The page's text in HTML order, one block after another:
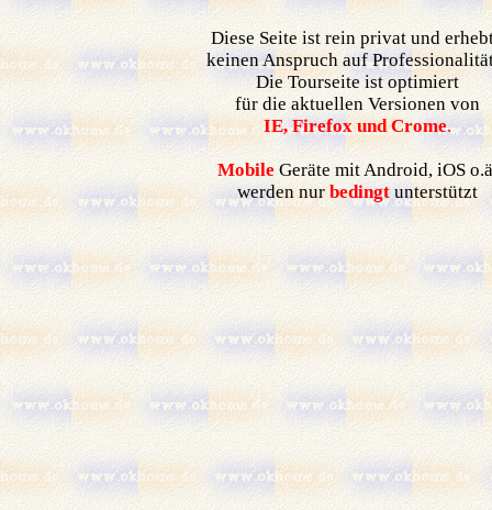
Diese Seite ist rein privat und
keinen Anspruch auf
Die Tourseite ist optimiert
für die aktuellen Versionen von
IE, Firefox und Crome.
MobileGeräte mit Android, iOS
werden nur bedingtunterstützt